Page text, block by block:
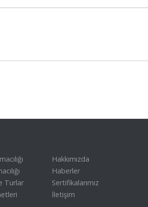
Turlar
Hakkımızda
Haberler
Sertifikalarımız
İletişim